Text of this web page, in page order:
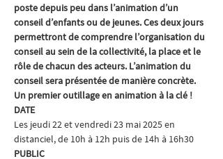
poste depuis peu dans l’animation d’un
conseil d’enfants ou de jeunes. Ces deux jours
permettront de comprendre l’organisation du
conseil au sein de la collectivité, la place et le
rôle de chacun des acteurs. L’animation du
conseil sera présentée de manière concrète.
Un premier outillage en animation à la clé !
DATE
Les jeudi 22 et vendredi 23 mai 2025 en
distanciel, de 10h à 12h puis de 14h à 16h30
PUBLIC